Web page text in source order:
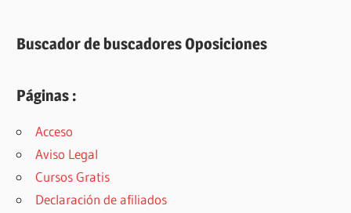
Buscador de buscadores Oposiciones
Páginas :
Acceso
Aviso Legal
Cursos Gratis
Declaración de afiliados